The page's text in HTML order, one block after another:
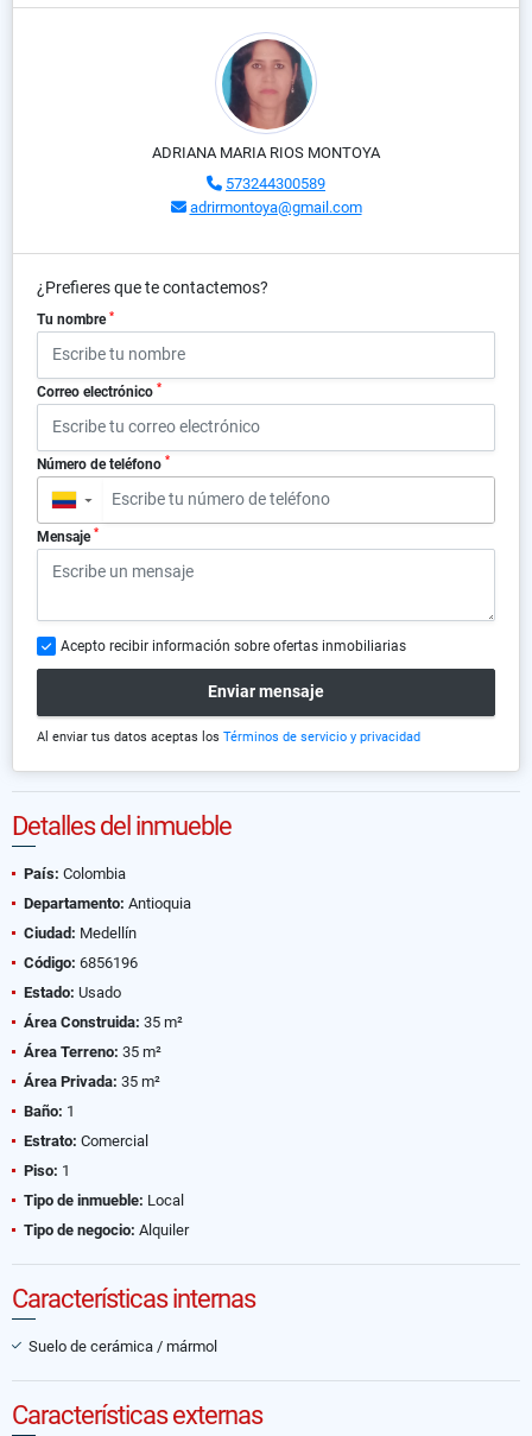
ADRIANA MARIA RIOS MONTOYA
573244300589
adrirmontoya@gmail.com
¿Prefieres que te contactemos?
Tu nombre *
Correo electrónico *
Número de teléfono *
▼
Mensaje *
Acepto recibir información sobre ofertas inmobiliarias
Enviar mensaje
Al enviar tus datos aceptas los Términos de servicio y privacidad
Detalles del inmueble
País: Colombia
Departamento: Antioquia
Ciudad: Medellín
Código: 6856196
Estado: Usado
Área Construida: 35 m²
Área Terreno: 35 m²
Área Privada: 35 m²
Baño: 1
Estrato: Comercial
Piso: 1
Tipo de inmueble: Local
Tipo de negocio: Alquiler
Características internas
Suelo de cerámica / mármol
Características externas